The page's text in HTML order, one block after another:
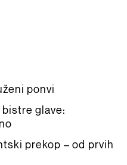
ponvi
bistre glave:
prekop – od prvih